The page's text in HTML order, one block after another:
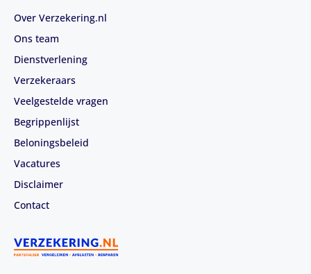
Over Verzekering.nl
Ons team
Dienstverlening
Verzekeraars
Veelgestelde vragen
Begrippenlijst
Beloningsbeleid
Vacatures
Disclaimer
Contact